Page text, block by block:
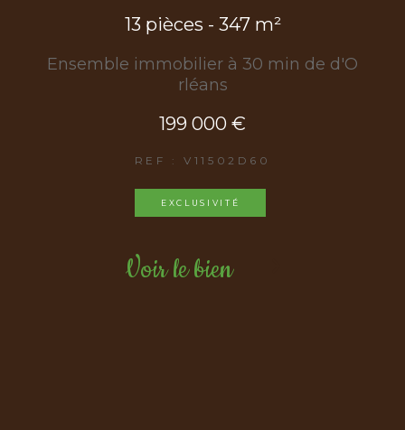
13 pièces - 347 m²
Ensemble immobilier à 30 min de d'O
rléans
199 000 €
REF : V11502D60
EXCLUSIVITÉ
Voir le bien